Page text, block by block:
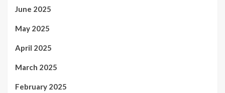
June 2025
May 2025
April 2025
March 2025
February 2025